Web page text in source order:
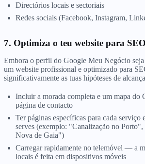
Directórios locais e sectoriais
Redes sociais (Facebook, Instagram,
7. Optimiza o teu website para
Embora o perfil do Google Meu Negócio
um website profissional e optimizado para
significativamente as tuas hipóteses de
Incluir a morada completa e um mapa do
página de contacto
Ter páginas específicas para cada serviço
serves (exemplo: "Canalização no
Nova de Gaia")
Carregar rapidamente no telemóvel — a
locais é feita em dispositivos móveis